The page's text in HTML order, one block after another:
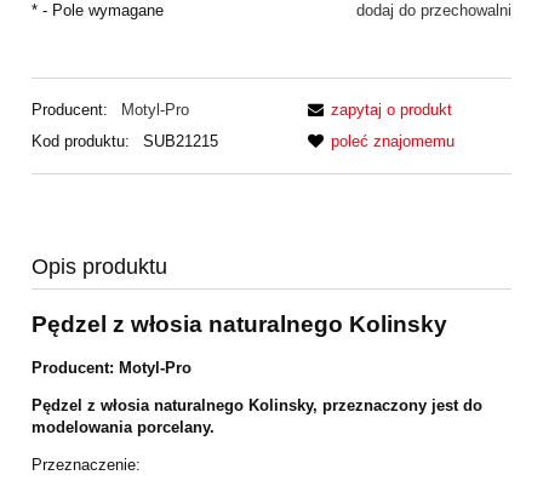
dodaj do przechowalni
* - Pole wymagane
Producent:
Motyl-Pro
Kod produktu:
SUB21215
zapytaj o produkt
poleć znajomemu
Opis produktu
Pędzel z włosia naturalnego Kolinsky
Producent: Motyl-Pro
Pędzel z włosia naturalnego Kolinsky, przeznaczony jest do
modelowania porcelany.
Przeznaczenie: